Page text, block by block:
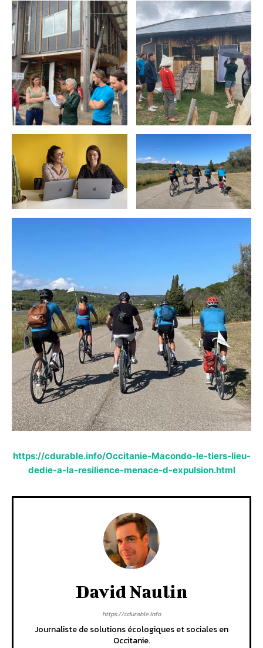
https://cdurable.info/Occitanie-Macondo-le-tiers-lieu-
dedie-a-la-resilience-menace-d-expulsion.html
David Naulin
https://cdurable.info
Journaliste de solutions écologiques et sociales en
Occitanie.